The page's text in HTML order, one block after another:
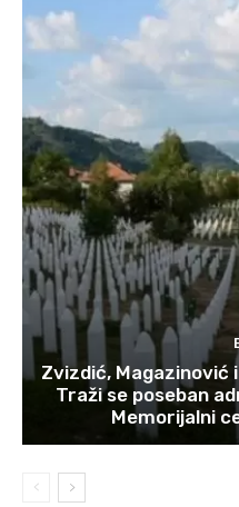
Zvizdić, Magazinović
Traži se poseban
Memorijalni